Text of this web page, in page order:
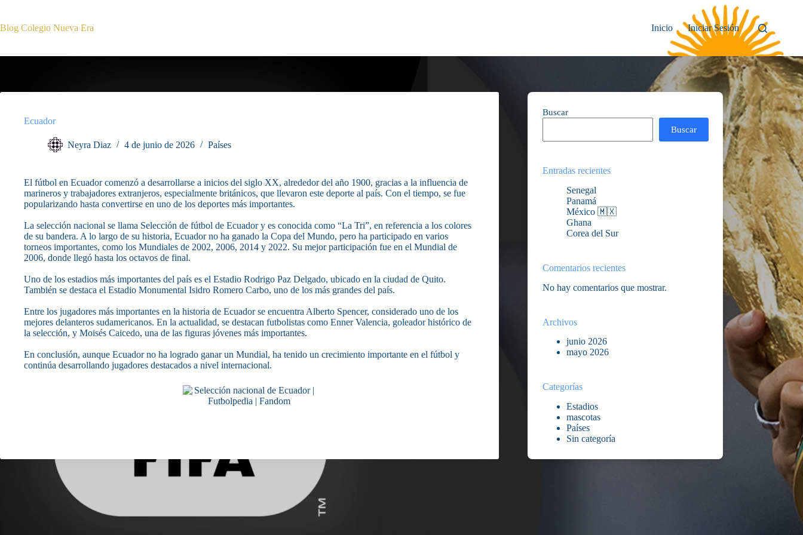
contenido
Blog Colegio Nueva Era Inicio Iniciar Sesión
Ecuador
Neyra Diaz 4 de junio de 2026 Países
El fútbol en Ecuador comenzó a desarrollarse a inicios del siglo XX, alrededor del año 1900, gracias a la influencia de
marineros y trabajadores extranjeros, especialmente británicos, que llevaron este deporte al país. Con el tiempo, se fue
popularizando hasta convertirse en uno de los deportes más importantes.
La selección nacional se llama Selección de fútbol de Ecuador y es conocida como “La Tri”, en referencia a los colores
de su bandera. A lo largo de su historia, Ecuador no ha ganado la Copa del Mundo, pero ha participado en varios
torneos importantes, como los Mundiales de 2002, 2006, 2014 y 2022. Su mejor participación fue en el Mundial de
2006, donde llegó hasta los octavos de final.
Uno de los estadios más importantes del país es el Estadio Rodrigo Paz Delgado, ubicado en la ciudad de Quito.
También se destaca el Estadio Monumental Isidro Romero Carbo, uno de los más grandes del país.
Entre los jugadores más importantes en la historia de Ecuador se encuentra Alberto Spencer, considerado uno de los
mejores delanteros sudamericanos. En la actualidad, se destacan futbolistas como Enner Valencia, goleador histórico de
la selección, y Moisés Caicedo, una de las figuras jóvenes más importantes.
En conclusión, aunque Ecuador no ha logrado ganar un Mundial, ha tenido un crecimiento importante en el fútbol y
continúa desarrollando jugadores destacados a nivel internacional.
Buscar
Buscar
Entradas recientes
Senegal
Panamá
México 🇲🇽
Ghana
Corea del Sur
Comentarios recientes
No hay comentarios que mostrar.
Archivos
junio 2026
mayo 2026
Categorías
Estadios
mascotas
Países
Sin categoría